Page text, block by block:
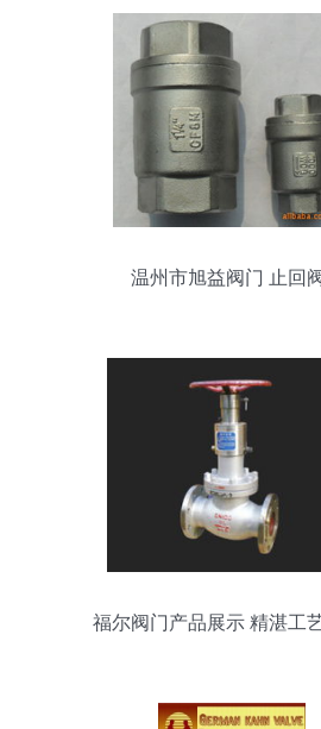
温州市旭益阀门 止回
福尔阀门产品展示 精湛工